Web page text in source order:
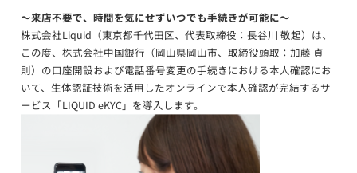
～来店不要で、時間を気にせずいつでも手続きが可能に～
株式会社Liquid（東京都千代田区、代表取締役：長谷川 敬起）は、
この度、株式会社中国銀行（岡山県岡山市、取締役頭取：加藤 貞
則）の口座開設および電話番号変更の手続きにおける本人確認にお
いて、生体認証技術を活用したオンラインで本人確認が完結するサ
ービス「LIQUID eKYC」を導入します。